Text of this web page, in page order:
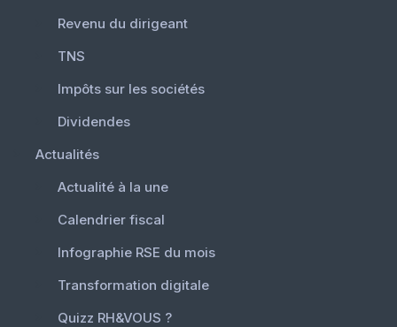
Revenu du dirigeant
TNS
Impôts sur les sociétés
Dividendes
Actualités
Actualité à la une
Calendrier fiscal
Infographie RSE du mois
Transformation digitale
Quizz RH&VOUS ?